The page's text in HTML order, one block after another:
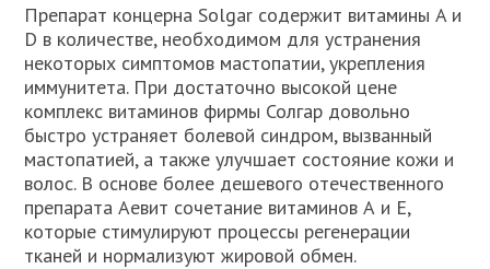
Препарат концерна Solgar содержит витамины A и
D в количестве, необходимом для устранения
некоторых симптомов мастопатии, укрепления
иммунитета. При достаточно высокой цене
комплекс витаминов фирмы Солгар довольно
быстро устраняет болевой синдром, вызванный
мастопатией, а также улучшает состояние кожи и
волос. В основе более дешевого отечественного
препарата Аевит сочетание витаминов А и Е,
которые стимулируют процессы регенерации
тканей и нормализуют жировой обмен.